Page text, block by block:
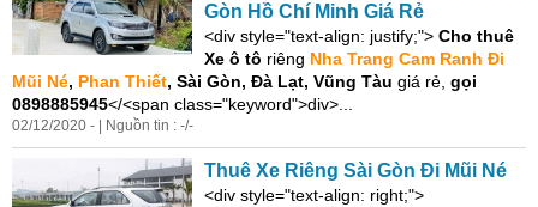
Gòn Hồ Chí Minh Giá Rẻ
<div style="text-align: justify;"> Cho thuê
Xe ô tô riêng Nha Trang Cam Ranh Đi
Mũi Né, Phan Thiết, Sài Gòn, Đà Lạt, Vũng Tàu giá rẻ, gọi
0898885945</<span class="keyword">div>...
02/12/2020 - | Nguồn tin : -/-
Thuê Xe Riêng Sài Gòn Đi Mũi Né
<div style="text-align: right;">